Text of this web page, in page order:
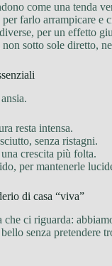
come una tenda
farlo arrampicare e
per un effetto
sotto sole diretto,
resta intensa.
senza ristagni.
crescita più folta.
per mantenerle
di casa “viva”
ci riguarda:
senza